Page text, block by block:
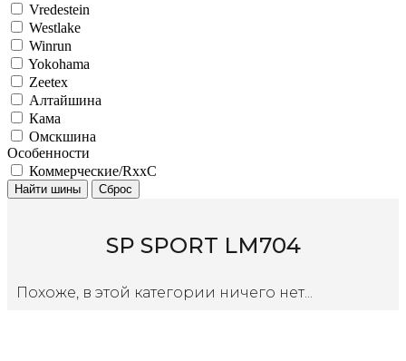
Vredestein
Westlake
Winrun
Yokohama
Zeetex
Алтайшина
Кама
Омскшина
Особенности
Коммерческие/RxxC
Найти шины Сброс
SP SPORT LM704
Похоже, в этой категории ничего нет...